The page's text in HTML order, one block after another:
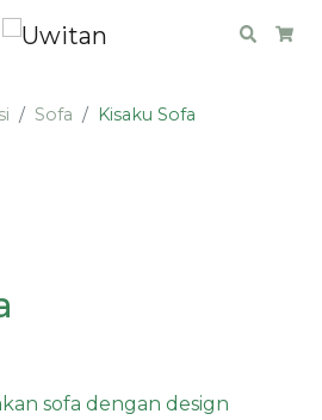
Search
Sofa Kisaku Sofa
sofa dengan design